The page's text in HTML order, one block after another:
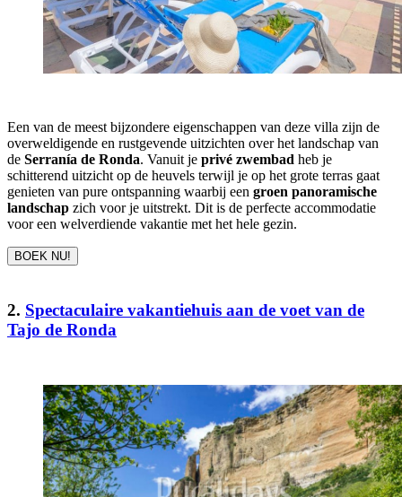
Een van de meest bijzondere eigenschappen van deze villa zijn de
overweldigende en rustgevende uitzichten over het landschap van
de Serranía de Ronda. Vanuit je privé zwembad heb je
schitterend uitzicht op de heuvels terwijl je op het grote terras gaat
genieten van pure ontspanning waarbij een groen panoramische
landschap zich voor je uitstrekt. Dit is de perfecte accommodatie
voor een welverdiende vakantie met het hele gezin.
BOEK NU!
2. Spectaculaire vakantiehuis aan de voet van de
Tajo de Ronda